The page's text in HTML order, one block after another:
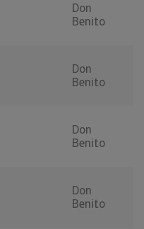
Don
Benito
Don
Benito
Don
Benito
Don
Benito